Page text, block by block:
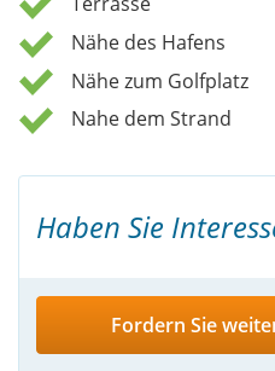
Nähe des Hafens
Nähe zum Golfplatz
Nahe dem Strand
Haben Sie
Fordern Sie